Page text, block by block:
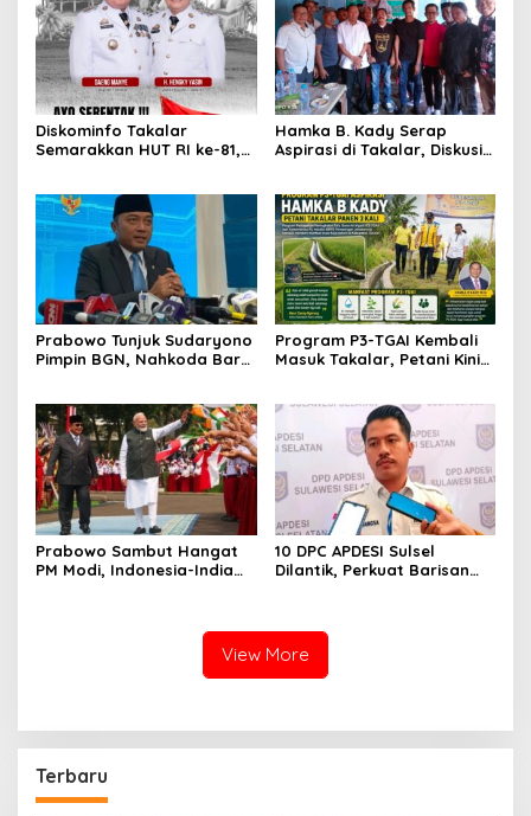
Diskominfo Takalar
Semarakkan HUT RI ke-81,
Hamka B. Kady Serap
Aspirasi di Takalar, Diskusi
Prabowo Tunjuk Sudaryono
Pimpin BGN, Nahkoda Baru
Program P3-TGAI Kembali
Masuk Takalar, Petani Kini
Prabowo Sambut Hangat
PM Modi, Indonesia-India
10 DPC APDESI Sulsel
Dilantik, Perkuat Barisan
View More
Terbaru